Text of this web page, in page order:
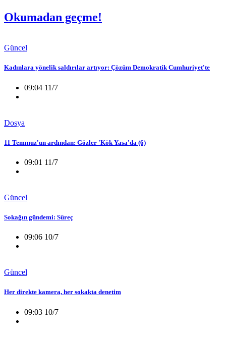
Okumadan geçme!
Güncel
Kadınlara yönelik saldırılar artıyor: Çözüm Demokratik Cumhuriyet'te
09:04 11/7
Dosya
11 Temmuz'un ardından: Gözler 'Kök Yasa'da (6)
09:01 11/7
Güncel
Sokağın gündemi: Süreç
09:06 10/7
Güncel
Her direkte kamera, her sokakta denetim
09:03 10/7